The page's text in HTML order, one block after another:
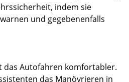
indem sie
und gegebenenfalls
das Autofahren komfortabler.
das Manövrieren in